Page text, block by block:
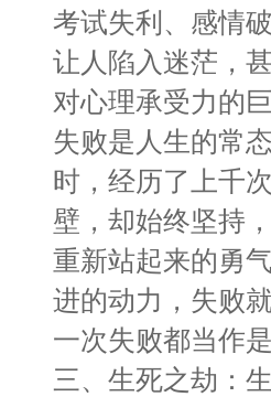
考试失利、感情
让人陷入迷茫，
对心理承受力的
失败是人生的常
时，经历了上千
壁，却始终坚持
重新站起来的勇
进的动力，失败
一次失败都当作
三、生死之劫：